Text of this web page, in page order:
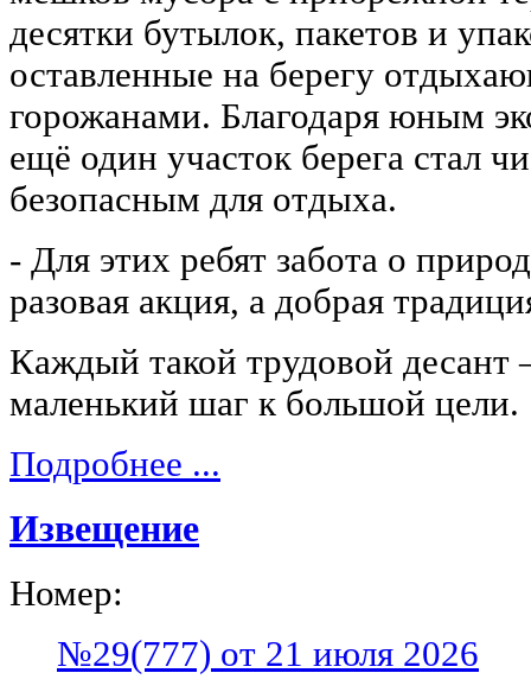
десятки бутылок, пакетов и
оставленные на берегу
горожанами. Благодаря юным
ещё один участок берега стал
безопасным для отдыха.
- Для этих ребят забота о
разовая акция, а добрая
Каждый такой трудовой десант
маленький шаг к большой цели.
Подробнее ...
Извещение
Номер:
№29(777) от 21 июля 2026